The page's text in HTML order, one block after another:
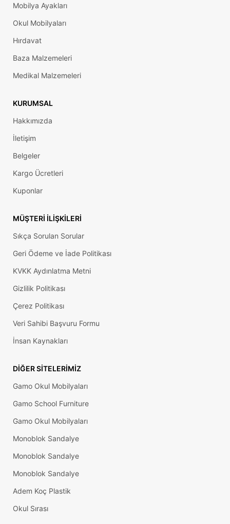
Mobilya Ayakları
Okul Mobilyaları
Hırdavat
Baza Malzemeleri
Medikal Malzemeleri
KURUMSAL
Hakkımızda
İletişim
Belgeler
Kargo Ücretleri
Kuponlar
MÜŞTERI İLIŞKILERI
Sıkça Sorulan Sorular
Geri Ödeme ve İade Politikası
KVKK Aydınlatma Metni
Gizlilik Politikası
Çerez Politikası
Veri Sahibi Başvuru Formu
İnsan Kaynakları
DIĞER SITELERIMIZ
Gamo Okul Mobilyaları
Gamo School Furniture
Gamo Okul Mobilyaları
Monoblok Sandalye
Monoblok Sandalye
Monoblok Sandalye
Adem Koç Plastik
Okul Sırası